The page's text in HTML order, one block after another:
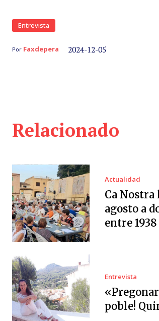
Entrevista
Por Faxdepera 2024-12-05
Relacionado
Actualidad
Ca Nostra
agosto a
entre 1938
Entrevista
poble!